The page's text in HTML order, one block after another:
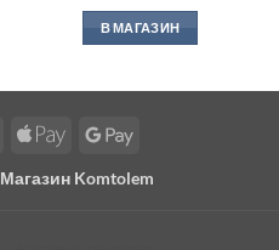
В МАГАЗИН
MasterCardApple
Google
Магазин Komtolem